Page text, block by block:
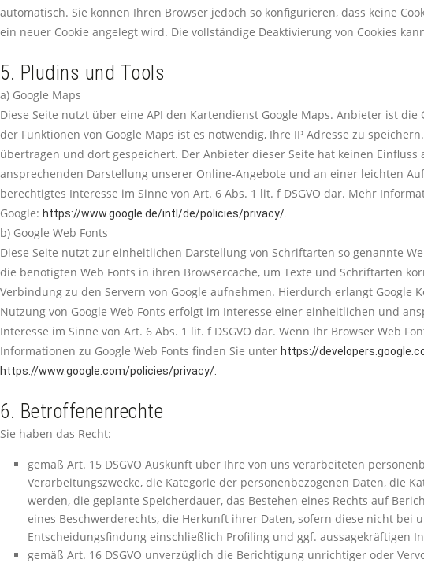
automatisch. Sie können Ihren Browser jedoch so konfigurieren, dass keine
ein neuer Cookie angelegt wird. Die vollständige Deaktivierung von Cookies
5. Pludins und Tools
a) Google Maps
Diese Seite nutzt über eine API den Kartendienst Google Maps. Anbieter ist
der Funktionen von Google Maps ist es notwendig, Ihre IP Adresse zu
übertragen und dort gespeichert. Der Anbieter dieser Seite hat keinen
ansprechenden Darstellung unserer Online-Angebote und an einer leichten
berechtigtes Interesse im Sinne von Art. 6 Abs. 1 lit. f DSGVO dar. Mehr
Google: https://www.google.de/intl/de/policies/privacy/.
b) Google Web Fonts
Diese Seite nutzt zur einheitlichen Darstellung von Schriftarten so genannte
die benötigten Web Fonts in ihren Browsercache, um Texte und Schriftarten
Verbindung zu den Servern von Google aufnehmen. Hierdurch erlangt
Nutzung von Google Web Fonts erfolgt im Interesse einer einheitlichen und
Interesse im Sinne von Art. 6 Abs. 1 lit. f DSGVO dar. Wenn Ihr Browser Web
Informationen zu Google Web Fonts finden Sie unter https://
https://www.google.com/policies/privacy/.
6. Betroffenenrechte
Sie haben das Recht:
gemäß Art. 15 DSGVO Auskunft über Ihre von uns verarbeiteten
Verarbeitungszwecke, die Kategorie der personenbezogenen Daten, die
werden, die geplante Speicherdauer, das Bestehen eines Rechts auf
eines Beschwerderechts, die Herkunft ihrer Daten, sofern diese nicht
Entscheidungsfindung einschließlich Profiling und ggf. aussagekräftigen
gemäß Art. 16 DSGVO unverzüglich die Berichtigung unrichtiger oder